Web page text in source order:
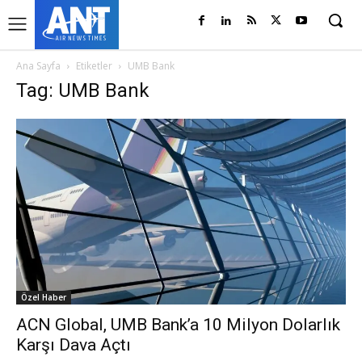
Ana Sayfa Etiketler UMB Bank
Tag: UMB Bank
Özel Haber
ACN Global, UMB Bank’a 10 Milyon Dolarlık
Karşı Dava Açtı